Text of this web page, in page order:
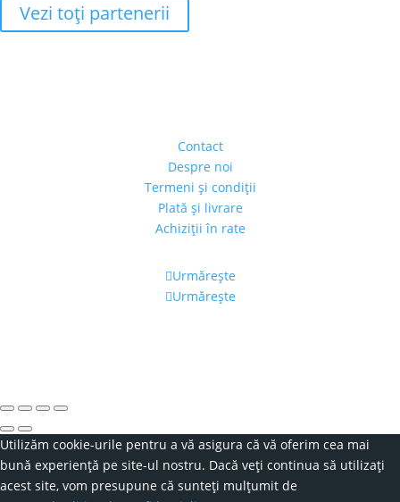
Vezi toţi partenerii
Contact
Despre noi
Termeni şi condiţii
Plată şi livrare
Achiziţii în rate
Urmărește
Urmărește
Utilizăm cookie-urile pentru a vă asigura că vă oferim cea mai
bună experiență pe site-ul nostru. Dacă veți continua să utilizați
acest site, vom presupune că sunteți mulțumit de